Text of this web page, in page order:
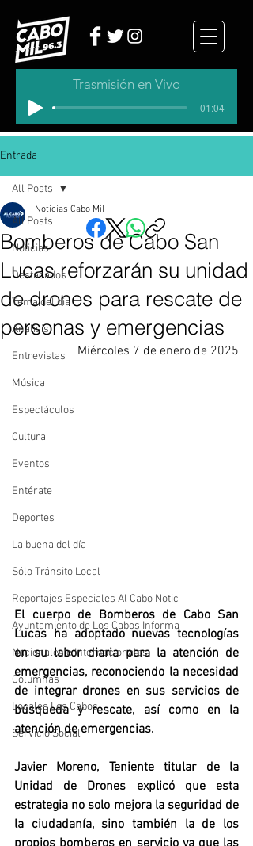
Trasmisión en Vivo
-01:04
Entrada
All Posts
Noticias
Destacados
Tema del dia
Analisis
Entrevistas
Música
Espectáculos
Cultura
Eventos
Entérate
Deportes
La buena del día
Sólo Tránsito Local
Reportajes Especiales Al Cabo Notic
Ayuntamiento de Los Cabos Informa
Nacionales e Internacionales
Columnas
Locales Los Cabos
Servicio Social
All Posts
Bomberos de Cabo San
Lucas reforzarán su unidad
de drones para rescate de
personas y emergencias
Noticias Cabo Mil
Miércoles 7 de enero de 2025
El cuerpo de Bomberos de Cabo San
Lucas ha adoptado nuevas tecnologías
en su labor diaria para la atención de
emergencias, reconociendo la necesidad
de integrar drones en sus servicios de
búsqueda y rescate, así como en la
atención de emergencias.
Javier Moreno, Teniente titular de la
Unidad de Drones explicó que esta
estrategia no solo mejora la seguridad de
la ciudadanía, sino también la de los